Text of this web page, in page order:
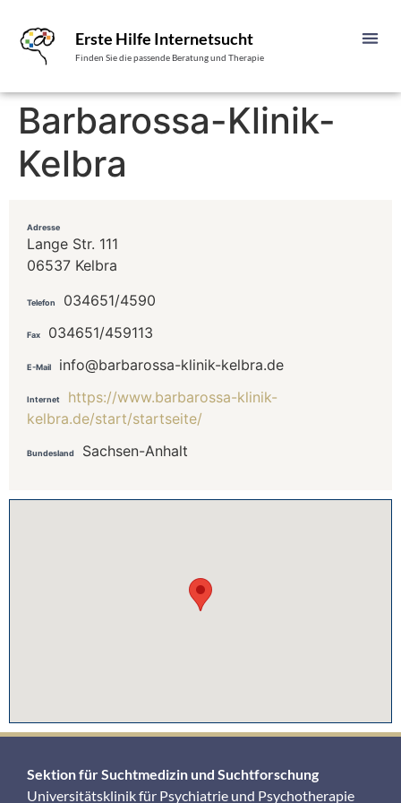
Erste Hilfe Internetsucht
Finden Sie die passende Beratung und Therapie
Barbarossa-Klinik-
Kelbra
Adresse
Lange Str. 111
06537 Kelbra
Telefon 034651/4590
Fax 034651/459113
E-Mail info@barbarossa-klinik-kelbra.de
Internet
https://www.barbarossa-klinik-
kelbra.de/start/startseite/
Bundesland Sachsen-Anhalt
Sektion für Suchtmedizin und Suchtforschung
Universitätsklinik für Psychiatrie und Psychotherapie